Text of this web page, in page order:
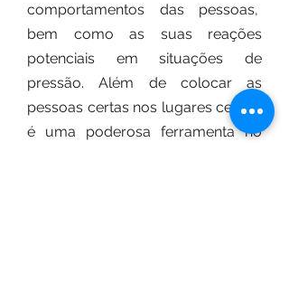
comportamentos das pessoas,
bem como as suas reações
potenciais em situações de
pressão. Além de colocar as
pessoas certas nos lugares certos,
é uma poderosa ferramenta no